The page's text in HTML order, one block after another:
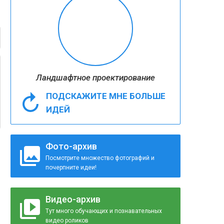
Ландшафтное проектирование
ПОДСКАЖИТЕ МНЕ БОЛЬШЕ
ИДЕЙ
Фото-архив
Посмотрите множество фотографий и
почерпните идеи!
Видео-архив
Тут много обучающих и познавательных
видео роликов